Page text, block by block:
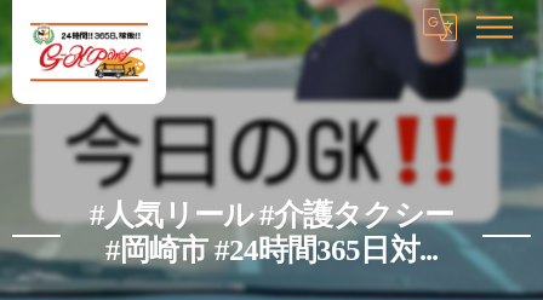
#人気リール #介護タクシー
#岡崎市 #24時間365日対...